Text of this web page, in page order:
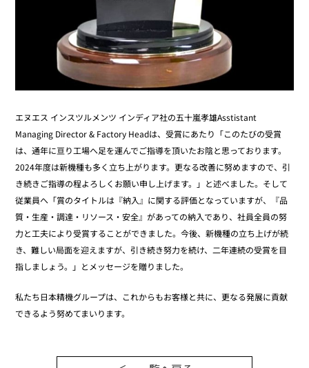
エヌエス インスツルメンツ インディア社の五十嵐孝雄Asstistant
Managing Director & Factory Headは、受賞にあたり「このたびの受賞
は、通年に亘り工場へ足を運んでご指導を頂いたお陰と思っております。
2024年度は新機種も多く立ち上がります。更なる改善に努めますので、引
き続きご指導の程よろしくお願い申し上げます。」と述べました。そして
従業員へ「賞のタイトルは『納入』に関する評価となっていますが、『品
質・生産・調達・リソース・安全』があっての納入であり、社員全員の努
力と工夫により受賞することができました。今後、新機種の立ち上げが続
き、難しい局面を迎えますが、引き続き努力を続け、二年連続の受賞を目
指しましょう。」とメッセージを贈りました。
私たち日本精機グループは、これからもお客様と共に、更なる発展に貢献
できるよう努めてまいります。